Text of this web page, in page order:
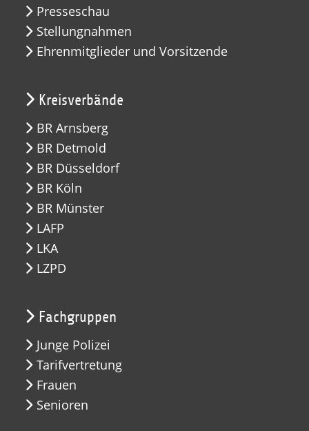
Presseschau
Stellungnahmen
Ehrenmitglieder und Vorsitzende
Kreisverbände
BR Arnsberg
BR Detmold
BR Düsseldorf
BR Köln
BR Münster
LAFP
LKA
LZPD
Fachgruppen
Junge Polizei
Tarifvertretung
Frauen
Senioren